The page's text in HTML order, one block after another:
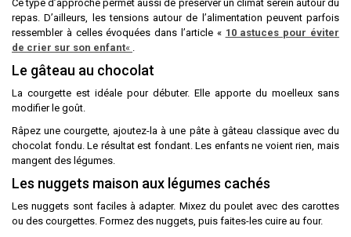
Ce type d’approche permet aussi de préserver un climat serein autour du
repas. D’ailleurs, les tensions autour de l’alimentation peuvent parfois
ressembler à celles évoquées dans l’article « 10 astuces pour éviter
de crier sur son enfant« .
Le gâteau au chocolat
La courgette est idéale pour débuter. Elle apporte du moelleux sans
modifier le goût.
Râpez une courgette, ajoutez-la à une pâte à gâteau classique avec du
chocolat fondu. Le résultat est fondant. Les enfants ne voient rien, mais
mangent des légumes.
Les nuggets maison aux légumes cachés
Les nuggets sont faciles à adapter. Mixez du poulet avec des carottes
ou des courgettes. Formez des nuggets, puis faites-les cuire au four.